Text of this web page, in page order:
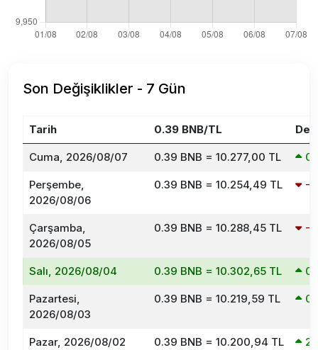
Son Değişiklikler - 7 Gün
Tarih 0.39 BNB/TL
Cuma, 2026/08/07 0.39 BNB = 10.277,00 TL
Perşembe,
2026/08/06
0.39 BNB = 10.254,49 TL -
Çarşamba,
2026/08/05
0.39 BNB = 10.288,45 TL -
Salı, 2026/08/04 0.39 BNB = 10.302,65 TL
Pazartesi,
2026/08/03
0.39 BNB = 10.219,59 TL
Pazar, 2026/08/02 0.39 BNB = 10.200,94 TL